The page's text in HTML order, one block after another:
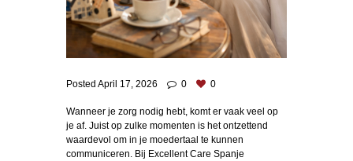
Posted April 17, 2026 0 0
Wanneer je zorg nodig hebt, komt er vaak veel op
je af. Juist op zulke momenten is het ontzettend
waardevol om in je moedertaal te kunnen
communiceren. Bij Excellent Care Spanje